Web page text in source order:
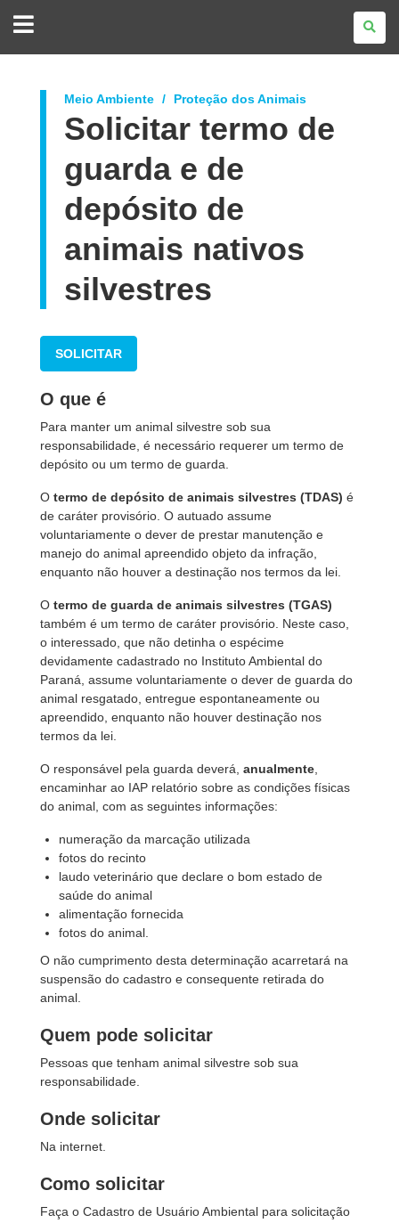
DO
Meio Ambiente Proteção dos Animais
Solicitar termo de
guarda e de
depósito de
animais nativos
silvestres
SOLICITAR
O que é
Para manter um animal silvestre sob sua
responsabilidade, é necessário requerer um termo de
depósito ou um termo de guarda.
O termo de depósito de animais silvestres (TDAS) é
de caráter provisório. O autuado assume
voluntariamente o dever de prestar manutenção e
manejo do animal apreendido objeto da infração,
enquanto não houver a destinação nos termos da lei.
O termo de guarda de animais silvestres (TGAS)
também é um termo de caráter provisório. Neste caso,
o interessado, que não detinha o espécime
devidamente cadastrado no Instituto Ambiental do
Paraná, assume voluntariamente o dever de guarda do
animal resgatado, entregue espontaneamente ou
apreendido, enquanto não houver destinação nos
termos da lei.
O responsável pela guarda deverá, anualmente
encaminhar ao IAP relatório sobre as condições físicas
do animal, com as seguintes informações:
numeração da marcação utilizada
fotos do recinto
laudo veterinário que declare o bom estado de
saúde do animal
alimentação fornecida
fotos do animal.
O não cumprimento desta determinação acarretará na
suspensão do cadastro e consequente retirada do
animal.
Quem pode solicitar
Pessoas que tenham animal silvestre sob sua
responsabilidade.
Onde solicitar
Na internet.
Como solicitar
Faça o Cadastro de Usuário Ambiental para solicitação